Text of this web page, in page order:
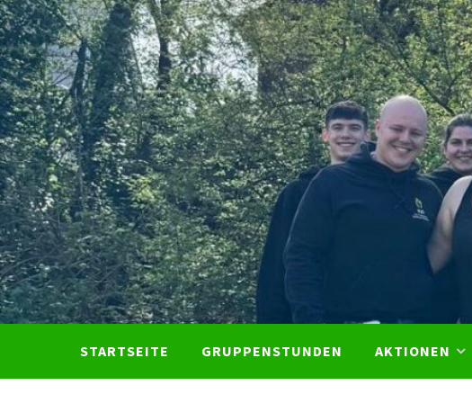
Skip
to
content
STARTSEITE GRUPPENSTUNDEN AKTIONEN